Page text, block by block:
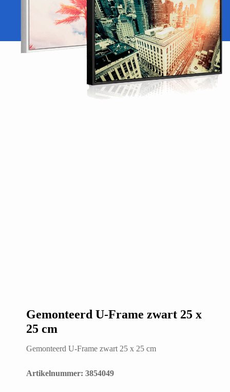
Gemonteerd U-Frame zwart 25 x
25 cm
Gemonteerd U-Frame zwart 25 x 25 cm
Artikelnummer: 3854049